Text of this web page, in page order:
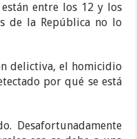
están entre los 12 y los
de la República no lo
delictiva, el homicidio
por qué se está
Desafortunadamente